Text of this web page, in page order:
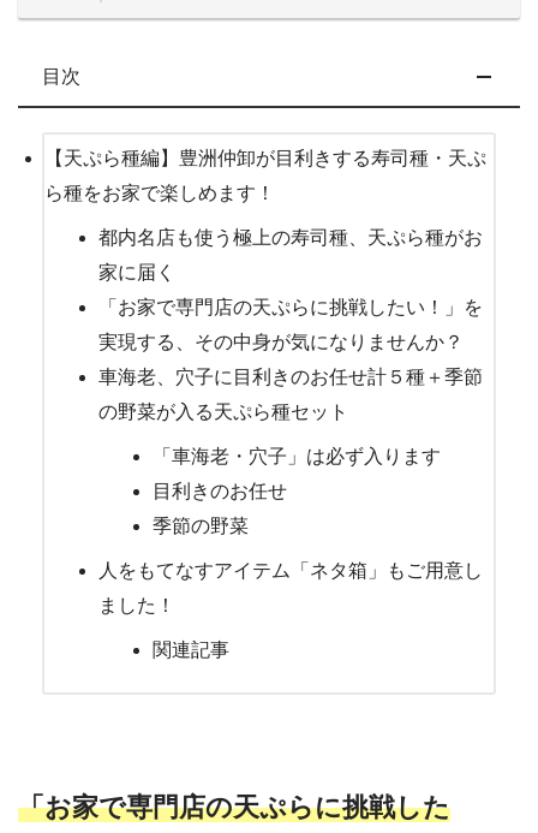
目次
【天ぷら種編】豊洲仲卸が目利きする寿司種・天ぷ
ら種をお家で楽しめます！
都内名店も使う極上の寿司種、天ぷら種がお
家に届く
「お家で専門店の天ぷらに挑戦したい！」を
実現する、その中身が気になりませんか？
車海老、穴子に目利きのお任せ計５種＋季節
の野菜が入る天ぷら種セット
「車海老・穴子」は必ず入ります
目利きのお任せ
季節の野菜
人をもてなすアイテム「ネタ箱」もご用意し
ました！
関連記事
「お家で専門店の天ぷらに挑戦した